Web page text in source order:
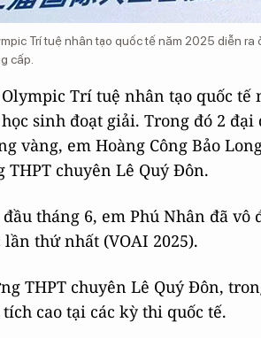
Trí tuệ nhân tạo quốc tế năm 2025 diễn
cấp.
Trí tuệ nhân tạo quốc
sinh đoạt giải. Trong đó 2 đại
vàng, em Hoàng Công Bảo
THPT chuyên Lê Quý Đôn.
tháng 6, em Phú Nhân đã
lần thứ nhất (VOAI 2025).
THPT chuyên Lê Quý Đôn,
cao tại các kỳ thi quốc tế.